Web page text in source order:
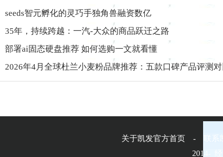
seeds智元孵化的灵巧手独角兽融资数亿
35年，持续跨越：一汽-大众的商品跃迁之路
部署ai固态硬盘推荐 如何选购一文就看懂
2026年4月全球杜兰小麦粉品牌推荐：五款口碑产品评测
关于凯发官方首页 - 联
2014-